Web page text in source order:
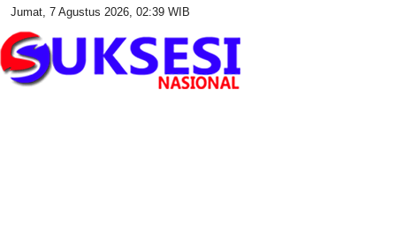
Jumat, 7 Agustus 2026, 02:39 WIB